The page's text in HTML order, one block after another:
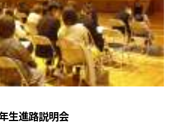
生進路説明会